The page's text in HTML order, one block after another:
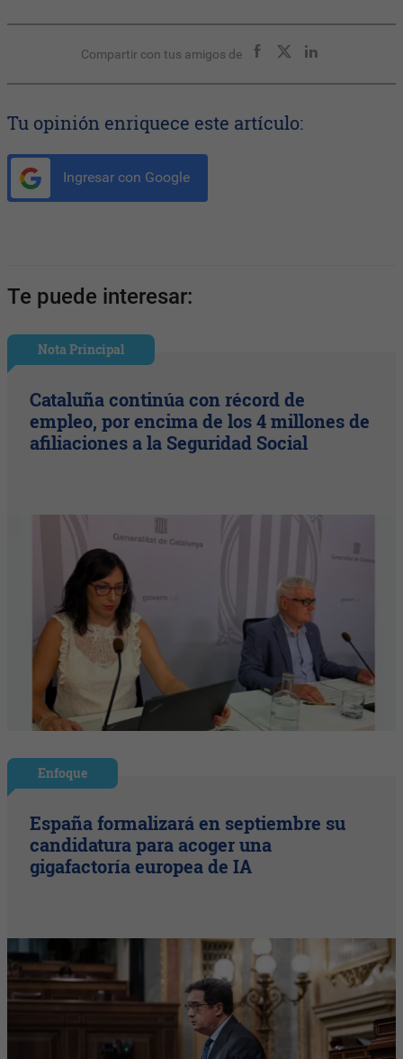
Compartir con tus amigos de
Tu opinión enriquece este artículo:
Ingresar con Google
Te puede interesar:
Nota Principal
Cataluña continúa con récord de
empleo, por encima de los 4 millones de
afiliaciones a la Seguridad Social
Enfoque
España formalizará en septiembre su
candidatura para acoger una
gigafactoría europea de IA